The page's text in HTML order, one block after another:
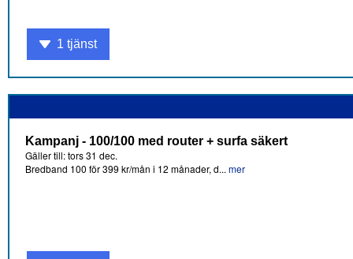
1 tjänst
Kampanj - 100/100 med router + surfa säkert
Gäller till: tors 31 dec.
Bredband 100 för 399 kr/mån i 12 månader, d... mer